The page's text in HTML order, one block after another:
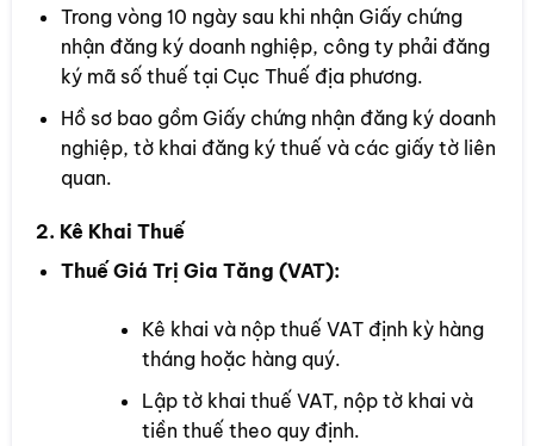
Trong vòng 10 ngày sau khi nhận Giấy chứng
nhận đăng ký doanh nghiệp, công ty phải đăng
ký mã số thuế tại Cục Thuế địa phương.
Hồ sơ bao gồm Giấy chứng nhận đăng ký doanh
nghiệp, tờ khai đăng ký thuế và các giấy tờ liên
quan.
2. Kê Khai Thuế
Thuế Giá Trị Gia Tăng (VAT):
Kê khai và nộp thuế VAT định kỳ hàng
tháng hoặc hàng quý.
Lập tờ khai thuế VAT, nộp tờ khai và
tiền thuế theo quy định.